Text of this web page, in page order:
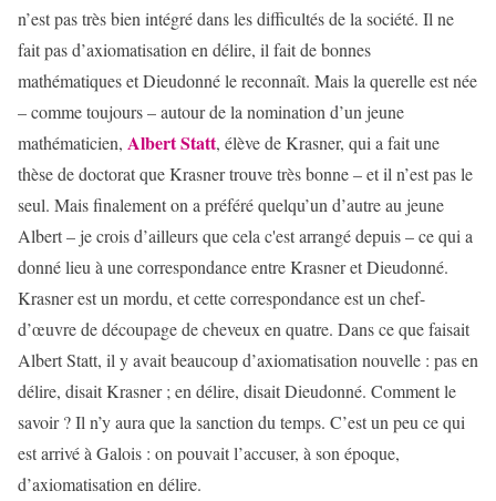
n’est pas très bien intégré dans les difficultés de la société. Il ne
fait pas d’axiomatisation en délire, il fait de bonnes
mathématiques et Dieudonné le reconnaît. Mais la querelle est née
– comme toujours – autour de la nomination d’un jeune
mathématicien, Albert Statt, élève de Krasner, qui a fait une
thèse de doctorat que Krasner trouve très bonne – et il n’est pas le
seul. Mais finalement on a préféré quelqu’un d’autre au jeune
Albert – je crois d’ailleurs que cela c'est arrangé depuis – ce qui a
donné lieu à une correspondance entre Krasner et Dieudonné.
Krasner est un mordu, et cette correspondance est un chef-
d’œuvre de découpage de cheveux en quatre. Dans ce que faisait
Albert Statt, il y avait beaucoup d’axiomatisation nouvelle : pas en
délire, disait Krasner ; en délire, disait Dieudonné. Comment le
savoir ? Il n’y aura que la sanction du temps. C’est un peu ce qui
est arrivé à Galois : on pouvait l’accuser, à son époque,
d’axiomatisation en délire.